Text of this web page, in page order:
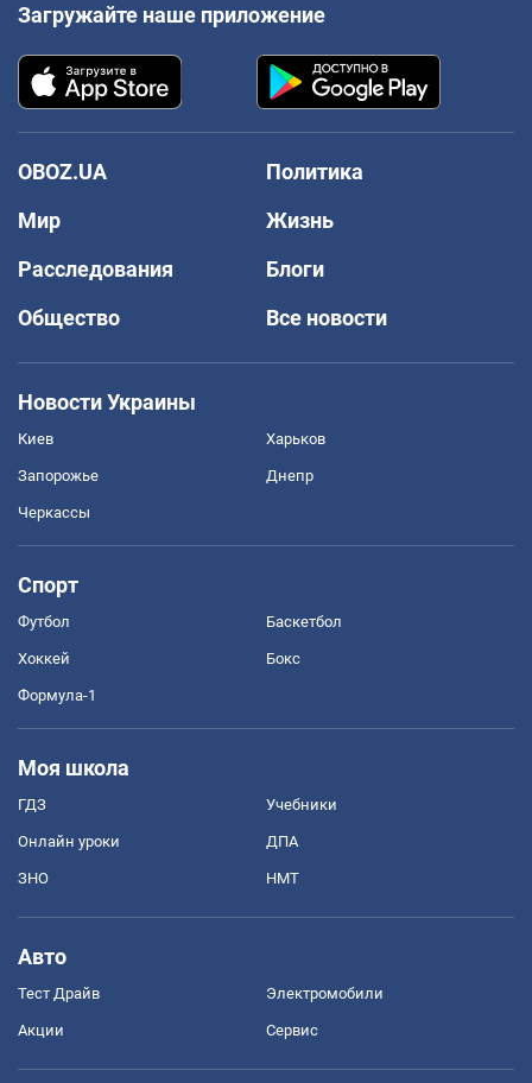
Загружайте наше приложение
OBOZ.UA
Политика
Мир
Жизнь
Расследования
Блоги
Общество
Все новости
Новости Украины
Киев Харьков
Запорожье Днепр
Черкассы
Спорт
Футбол Баскетбол
Хоккей Бокс
Формула-1
Моя школа
ГДЗ Учебники
Онлайн уроки ДПА
ЗНО НМТ
Авто
Тест Драйв Электромобили
Акции Сервис